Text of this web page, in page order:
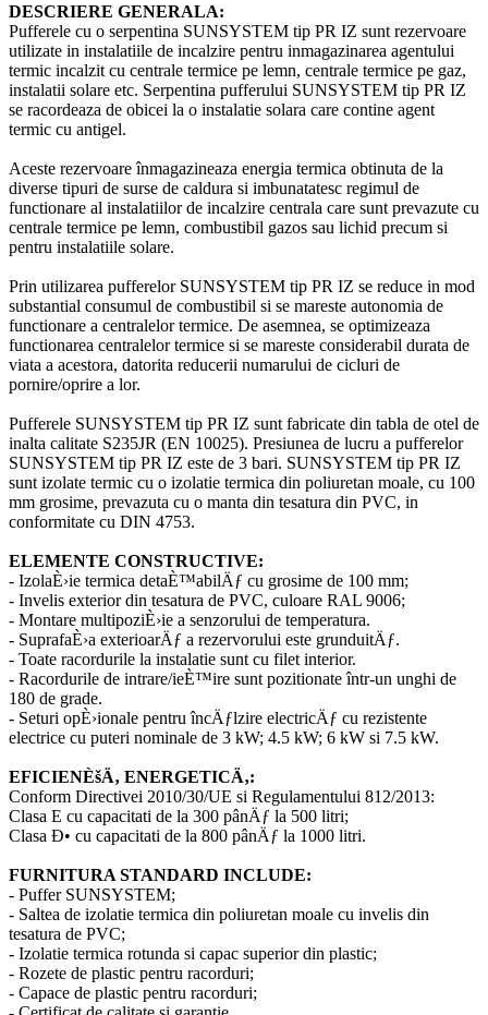
DESCRIERE GENERALA:
Pufferele cu o serpentina SUNSYSTEM tip PR IZ sunt rezervoare
utilizate in instalatiile de incalzire pentru inmagazinarea agentului
termic incalzit cu centrale termice pe lemn, centrale termice pe gaz,
instalatii solare etc. Serpentina pufferului SUNSYSTEM tip PR IZ
se racordeaza de obicei la o instalatie solara care contine agent
termic cu antigel.
Aceste rezervoare înmagazineaza energia termica obtinuta de la
diverse tipuri de surse de caldura si imbunatatesc regimul de
functionare al instalatiilor de incalzire centrala care sunt prevazute cu
centrale termice pe lemn, combustibil gazos sau lichid precum si
pentru instalatiile solare.
Prin utilizarea pufferelor SUNSYSTEM tip PR IZ se reduce in mod
substantial consumul de combustibil si se mareste autonomia de
functionare a centralelor termice. De asemnea, se optimizeaza
functionarea centralelor termice si se mareste considerabil durata de
viata a acestora, datorita reducerii numarului de cicluri de
pornire/oprire a lor.
Pufferele SUNSYSTEM tip PR IZ sunt fabricate din tabla de otel de
inalta calitate S235JR (EN 10025). Presiunea de lucru a pufferelor
SUNSYSTEM tip PR IZ este de 3 bari. SUNSYSTEM tip PR IZ
sunt izolate termic cu o izolatie termica din poliuretan moale, cu 100
mm grosime, prevazuta cu o manta din tesatura din PVC, in
conformitate cu DIN 4753.
ELEMENTE CONSTRUCTIVE:
- IzolaÈ›ie termica detaÈ™abilÄƒ cu grosime de 100 mm;
- Invelis exterior din tesatura de PVC, culoare RAL 9006;
- Montare multipoziÈ›ie a senzorului de temperatura.
- SuprafaÈ›a exterioarÄƒ a rezervorului este grunduitÄƒ.
- Toate racordurile la instalatie sunt cu filet interior.
- Racordurile de intrare/ieÈ™ire sunt pozitionate într-un unghi de
180 de grade.
- Seturi opÈ›ionale pentru încÄƒlzire electricÄƒ cu rezistente
electrice cu puteri nominale de 3 kW; 4.5 kW; 6 kW si 7.5 kW.
EFICIENÈšÄ‚ ENERGETICÄ‚:
Conform Directivei 2010/30/UE si Regulamentului 812/2013:
Clasa E cu capacitati de la 300 pânÄƒ la 500 litri;
Clasa Ð• cu capacitati de la 800 pânÄƒ la 1000 litri.
FURNITURA STANDARD INCLUDE:
- Puffer SUNSYSTEM;
- Saltea de izolatie termica din poliuretan moale cu invelis din
tesatura de PVC;
- Izolatie termica rotunda si capac superior din plastic;
- Rozete de plastic pentru racorduri;
- Capace de plastic pentru racorduri;